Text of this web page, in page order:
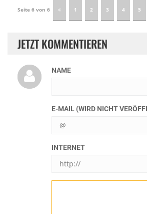
Seite 6 von 6 1 2 3 4 5
JETZT KOMMENTIEREN
NAME
E-MAIL (WIRD NICHT
INTERNET